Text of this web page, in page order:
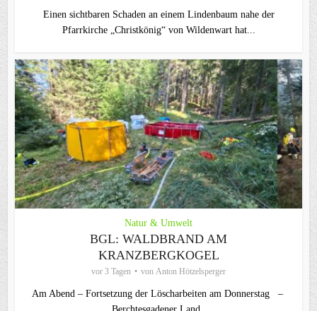
Einen sichtbaren Schaden an einem Lindenbaum nahe der
Pfarrkirche „Christkönig“ von Wildenwart hat...
Natur & Umwelt
BGL: WALDBRAND AM
KRANZBERGKOGEL
vor 3 Tagen von Anton Hötzelsperger
Am Abend – Fortsetzung der Löscharbeiten am Donnerstag –